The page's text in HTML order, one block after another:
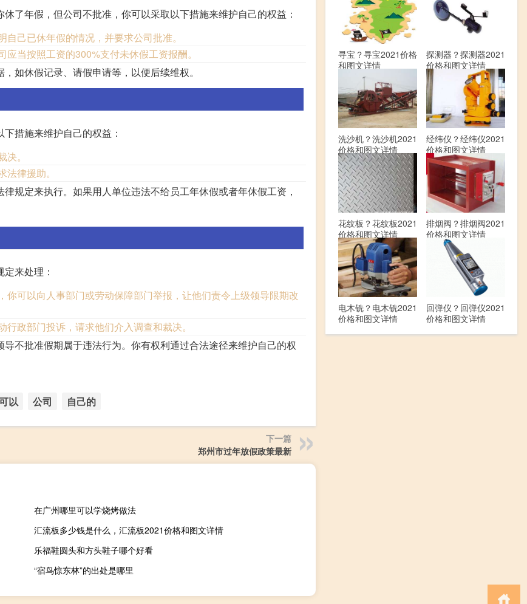
了年假，但公司不批准，你可以采取以下措施来维护自己的权益：
己已休年假的情况，并要求公司批准。
当按照工资的300%支付未休假工资报酬。
如休假记录、请假申请等，以便后续维权。
措施来维护自己的权益：
。
律援助。
规定来执行。如果用人单位违法不给员工年休假或者年休假工资，
来处理：
可以向人事部门或劳动保障部门举报，让他们责令上级领导限期改
政部门投诉，请求他们介入调查和裁决。
不批准假期属于违法行为。你有权利通过合法途径来维护自己的权
以 公司 自己的
下一篇
郑州市过年放假政策最新
在广州哪里可以学烧烤做法
汇流板多少钱是什么，汇流板2021价格和图文详情
乐福鞋圆头和方头鞋子哪个好看
“宿鸟惊东林”的出处是哪里
寻宝？寻宝2021价格
和图文详情
探测器？探测器2021
价格和图文详情
洗沙机？洗沙机2021
价格和图文详情
经纬仪？经纬仪2021
价格和图文详情
花纹板？花纹板2021
价格和图文详情
排烟阀？排烟阀2021
价格和图文详情
电木铣？电木铣2021
价格和图文详情
回弹仪？回弹仪2021
价格和图文详情